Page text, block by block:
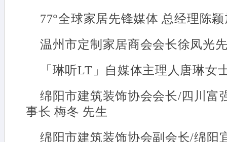
77°全球家居先锋媒体 总经理陈
温州市定制家居商会会长徐凤光
「琳听LT」自媒体主理人唐琳女
绵阳市建筑装饰协会会长/四川富
事长 梅冬 先生
绵阳市建筑装饰协会副会长/绵阳